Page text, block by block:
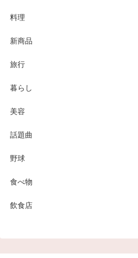
料理
新商品
旅行
暮らし
美容
話題曲
野球
食べ物
飲食店